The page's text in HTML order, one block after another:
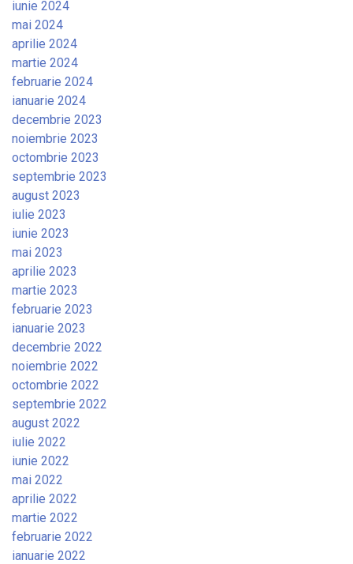
iunie 2024
mai 2024
aprilie 2024
martie 2024
februarie 2024
ianuarie 2024
decembrie 2023
noiembrie 2023
octombrie 2023
septembrie 2023
august 2023
iulie 2023
iunie 2023
mai 2023
aprilie 2023
martie 2023
februarie 2023
ianuarie 2023
decembrie 2022
noiembrie 2022
octombrie 2022
septembrie 2022
august 2022
iulie 2022
iunie 2022
mai 2022
aprilie 2022
martie 2022
februarie 2022
ianuarie 2022